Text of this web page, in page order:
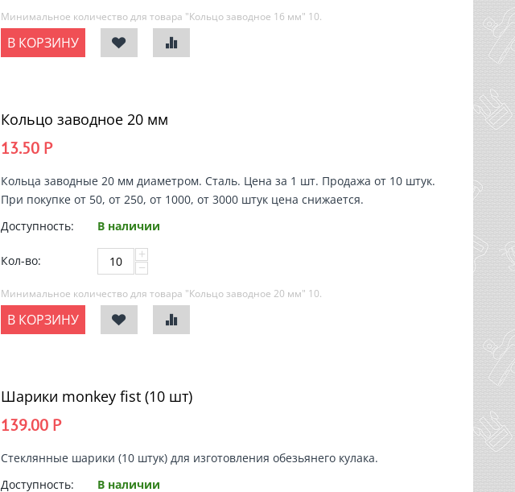
Минимальное количество для товара "Кольцо заводное 16 мм" 10.
В КОРЗИНУ
Кольцо заводное 20 мм
13.50 Р
Кольца заводные 20 мм диаметром. Сталь. Цена за 1 шт. Продажа от 10 штук.
При покупке от 50, от 250, от 1000, от 3000 штук цена снижается.
Доступность:
В наличии
Кол-во: +
−
Минимальное количество для товара "Кольцо заводное 20 мм" 10.
В КОРЗИНУ
Шарики monkey fist (10 шт)
139.00 Р
Стеклянные шарики (10 штук) для изготовления обезьянего кулака.
Доступность:
В наличии